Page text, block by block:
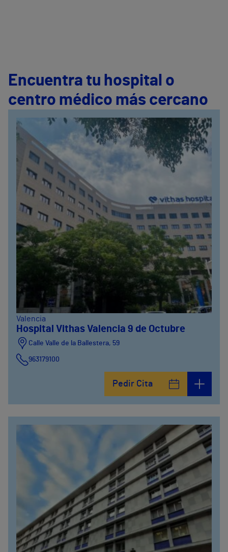
Encuentra tu hospital o
centro médico más cercano
Valencia
Hospital Vithas Valencia 9 de Octubre
Calle Valle de la Ballestera, 59
963179100
Pedir Cita